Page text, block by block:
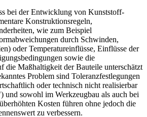
bei der Entwicklung von Kunststoff-
Konstrukti­onsre­geln,
wie zum Beispiel
durch Schwinden,
oder Temperatureinflüsse, Einflüsse der
sowie die
die Maßhaltigkeit der Bauteile unterschätzt
Problem sind Toleranzfestlegungen
oder technisch nicht reali­sierbar
und sowohl im Werkzeugbau als auch bei
Kosten führen ohne jedoch die
zu verbessern.